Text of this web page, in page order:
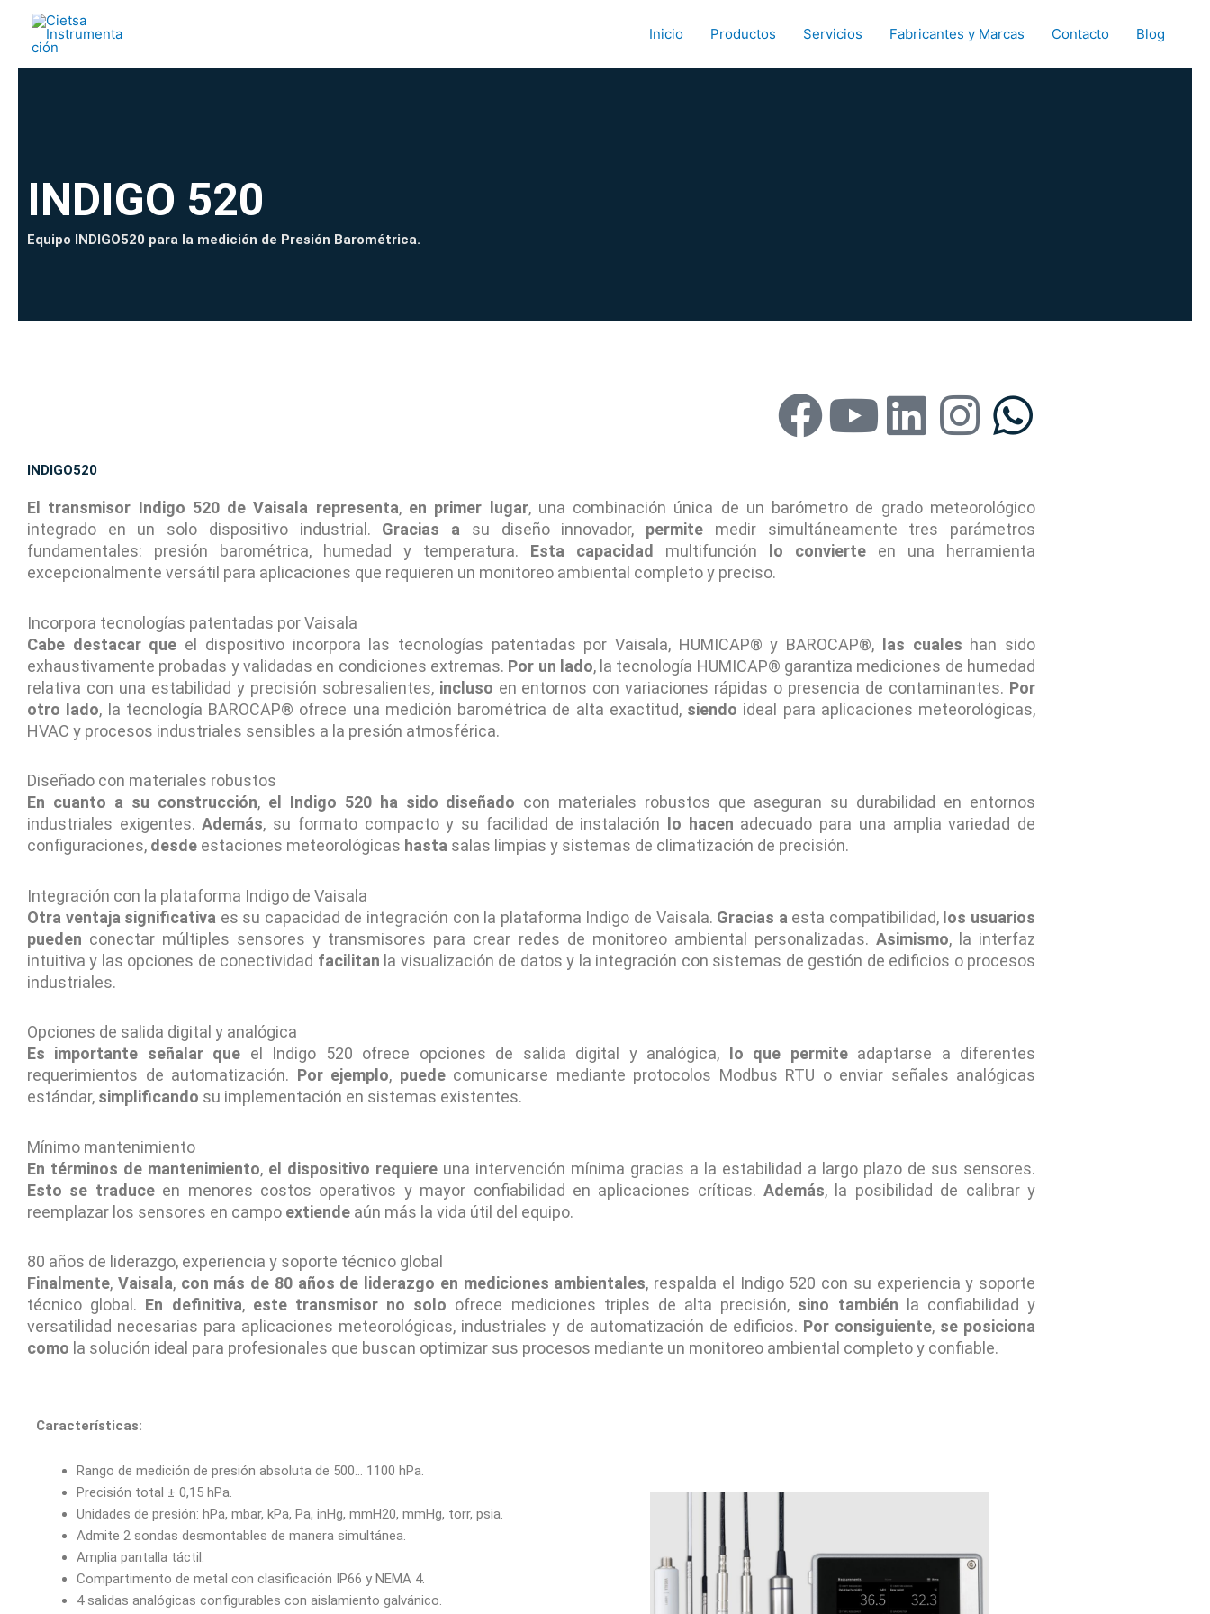
contenido
Inicio Productos Servicios Fabricantes y Marcas Contacto Blog
INDIGO 520
Equipo INDIGO520 para la medición de Presión Barométrica.
F
c
e
o
o
k
Y
u
t
b
e
L
n
k
d
i
n
I
s
t
g
r
a
W
a
t
a
p
p
INDIGO520
El transmisor Indigo 520 de Vaisala representa, en primer lugar, una combinación única de un barómetro de grado meteorológico
integrado en un solo dispositivo industrial. Gracias a su diseño innovador, permite medir simultáneamente tres parámetros
fundamentales: presión barométrica, humedad y temperatura. Esta capacidad multifunción lo convierte en una herramienta
excepcionalmente versátil para aplicaciones que requieren un monitoreo ambiental completo y preciso.
Incorpora tecnologías patentadas por Vaisala
Cabe destacar que el dispositivo incorpora las tecnologías patentadas por Vaisala, HUMICAP® y BAROCAP®, las cuales han sido
exhaustivamente probadas y validadas en condiciones extremas. Por un lado, la tecnología HUMICAP® garantiza mediciones de humedad
relativa con una estabilidad y precisión sobresalientes, incluso en entornos con variaciones rápidas o presencia de contaminantes. Por
otro lado, la tecnología BAROCAP® ofrece una medición barométrica de alta exactitud, siendo ideal para aplicaciones meteorológicas,
HVAC y procesos industriales sensibles a la presión atmosférica.
Diseñado con materiales robustos
En cuanto a su construcción, el Indigo 520 ha sido diseñado con materiales robustos que aseguran su durabilidad en entornos
industriales exigentes.Además, su formato compacto y su facilidad de instalación lo hacen adecuado para una amplia variedad de
configuraciones, desde estaciones meteorológicas hasta salas limpias y sistemas de climatización de precisión.
Integración con la plataforma Indigo de Vaisala
Otra ventaja significativa es su capacidad de integración con la plataforma Indigo de Vaisala. Gracias a esta compatibilidad, los usuarios
pueden conectar múltiples sensores y transmisores para crear redes de monitoreo ambiental personalizadas. Asimismo, la interfaz
intuitiva y las opciones de conectividad facilitan la visualización de datos y la integración con sistemas de gestión de edificios o procesos
industriales.
Opciones de salida digital y analógica
Es importante señalar que el Indigo 520 ofrece opciones de salida digital y analógica, lo que permiteadaptarse a diferentes
requerimientos de automatización. Por ejemplo, puedecomunicarse mediante protocolos Modbus RTU o enviar señales analógicas
estándar, simplificando su implementación en sistemas existentes.
Mínimo mantenimiento
En términos de mantenimiento, el dispositivo requiere una intervención mínima gracias a la estabilidad a largo plazo de sus sensores.
Esto se traduceen menores costos operativos y mayor confiabilidad en aplicaciones críticas.Además, la posibilidad de calibrar y
reemplazar los sensores en campo extiende aún más la vida útil del equipo.
80 años de liderazgo, experiencia y soporte técnico global
Finalmente, Vaisala, con más de 80 años de liderazgo en mediciones ambientales, respalda el Indigo 520 con su experiencia y soporte
técnico global. En definitiva, este transmisor no solo ofrece mediciones triples de alta precisión, sino también la confiabilidad y
versatilidad necesarias para aplicaciones meteorológicas, industriales y de automatización de edificios. Por consiguiente, se posiciona
como la solución ideal para profesionales que buscan optimizar sus procesos mediante un monitoreo ambiental completo y confiable.
Características:
Rango de medición de presión absoluta de 500… 1100 hPa.
Precisión total ± 0,15 hPa.
Unidades de presión: hPa, mbar, kPa, Pa, inHg, mmH20, mmHg, torr, psia.
Admite 2 sondas desmontables de manera simultánea.
Amplia pantalla táctil.
Compartimento de metal con clasificación IP66 y NEMA 4.
4 salidas analógicas configurables con aislamiento galvánico.